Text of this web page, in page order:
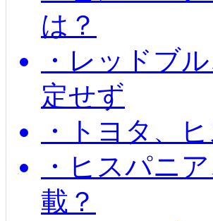
は？
・レッドブ
定せず
・トヨタ、
・ヒスパニ
載？